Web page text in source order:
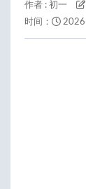
作者 : 初一
时间：